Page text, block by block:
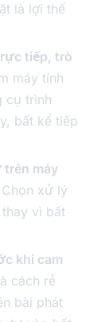
là lợi thế
tiếp, trò
máy tính
cụ trình
bất kể tiếp
trên máy
Chọn xử lý
vì bất
khi cam
cách rẻ
bài phát